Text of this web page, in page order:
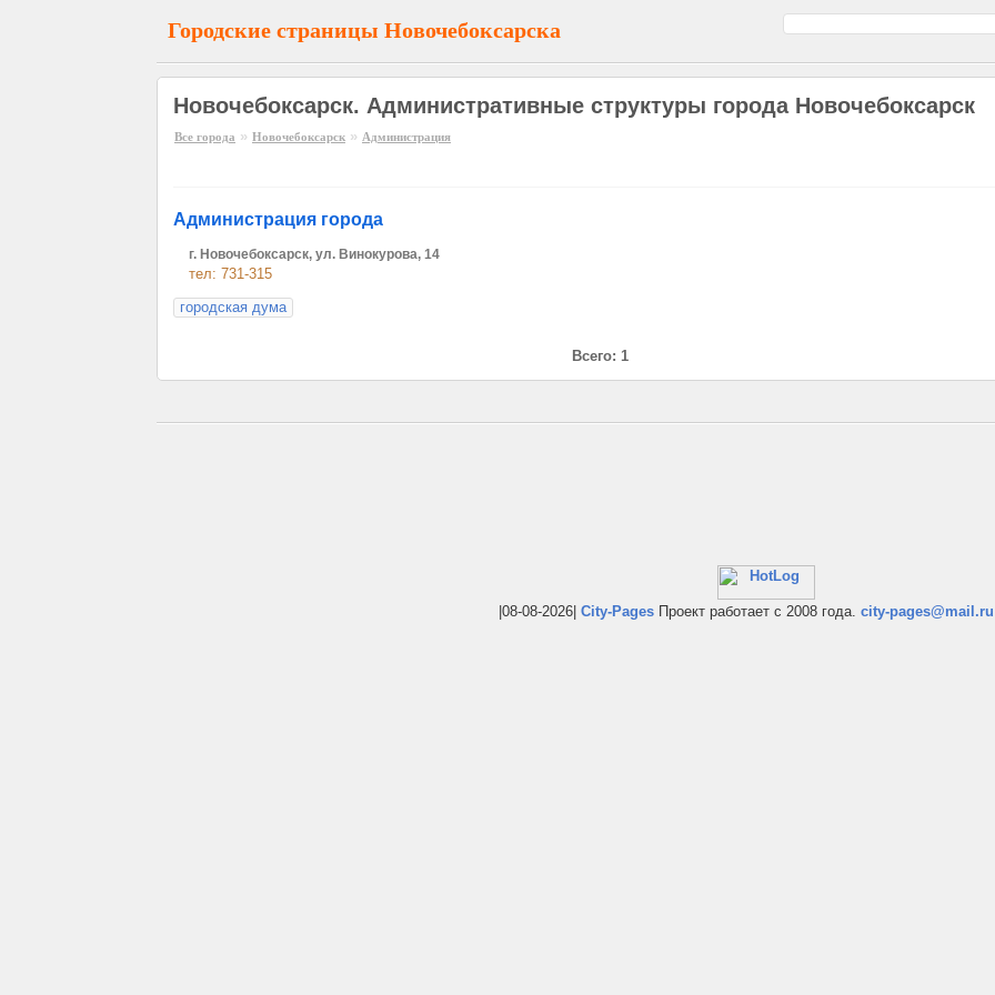
Городские страницы Новочебоксарска
Новочебоксарск. Административные структуры города Новочебоксарск
Все города » Новочебоксарск » Администрация
Администрация города
г. Новочебоксарск, ул. Винокурова, 14
тел: 731-315
городская дума
Всего: 1
|08-08-2026| City-Pages Проект работает с 2008 года. city-pages@mail.ru